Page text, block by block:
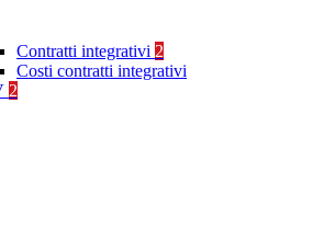
Contratti integrativi 2
Costi contratti integrativi
2